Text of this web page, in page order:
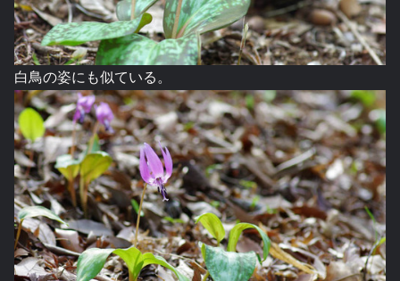
白鳥の姿にも似ている。